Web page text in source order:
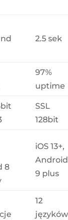
2.5 sek
97%
uptime
SSL
128bit
8
iOS 13+,
Android
9 plus
12
języków